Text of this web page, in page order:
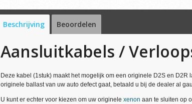
Beschrijving Beoordelen
Aansluitkabels /
Deze kabel (1stuk) maakt het mogelijk om een originele D2S en D2R
originele ballast van uw auto defect gaat, betaald u bij de dealer al
U kunt er echter voor kiezen om uw originelexenon aan te sluiten op